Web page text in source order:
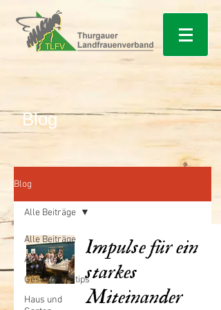
Blog
Blog
Alle Beiträge
Aktuelles
Gesundheitstips
Haus und
Alle Beiträge
Impulse für ein
starkes
Miteinander